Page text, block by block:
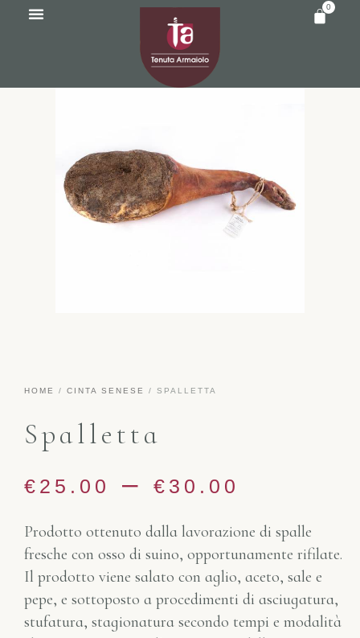
HOME / CINTA SENESE / SPALLETTA
Spalletta
€ 25.00 – € 30.00
Prodotto ottenuto dalla lavorazione di spalle
fresche con osso di suino, opportunamente rifilate.
Il prodotto viene salato con aglio, aceto, sale e
pepe, e sottoposto a procedimenti di asciugatura,
stufatura, stagionatura secondo tempi e modalità